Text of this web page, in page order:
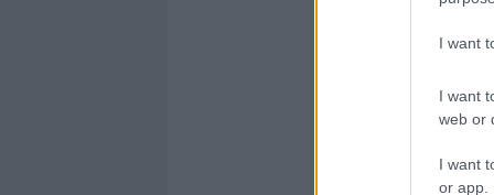
I want
I want
web or
I want
or app.
re
Articolo